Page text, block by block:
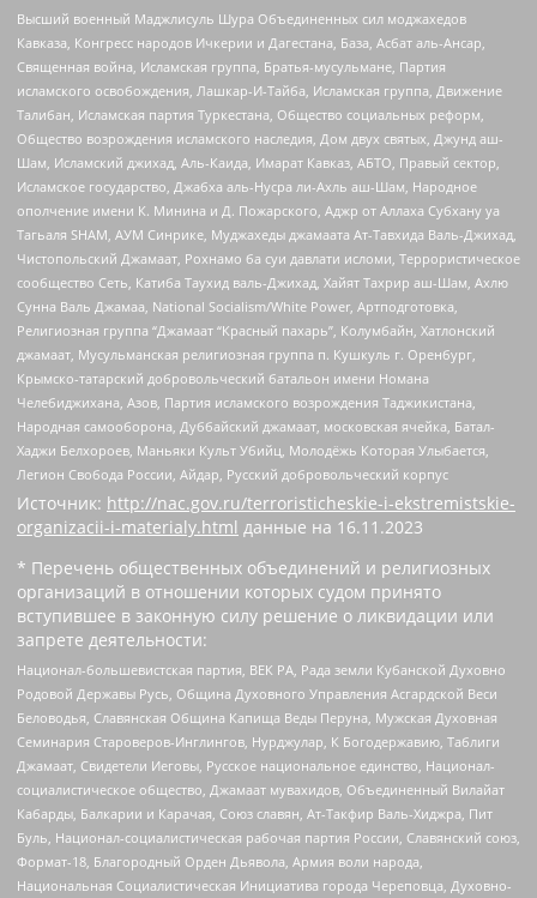
Высший военный Маджлисуль Шура Объединенных сил моджахедов
Кавказа, Конгресс народов Ичкерии и Дагестана, База, Асбат аль-Ансар,
Священная война, Исламская группа, Братья-мусульмане, Партия
исламского освобождения, Лашкар-И-Тайба, Исламская группа, Движение
Талибан, Исламская партия Туркестана, Общество социальных реформ,
Общество возрождения исламского наследия, Дом двух святых, Джунд аш-
Шам, Исламский джихад, Аль-Каида, Имарат Кавказ, АБТО, Правый сектор,
Исламское государство, Джабха аль-Нусра ли-Ахль аш-Шам, Народное
ополчение имени К. Минина и Д. Пожарского, Аджр от Аллаха Субхану уа
Тагьаля SHAM, АУМ Синрике, Муджахеды джамаата Ат-Тавхида Валь-Джихад,
Чистопольский Джамаат, Рохнамо ба суи давлати исломи, Террористическое
сообщество Сеть, Катиба Таухид валь-Джихад, Хайят Тахрир аш-Шам, Ахлю
Сунна Валь Джамаа, National Socialism/White Power, Артподготовка,
Религиозная группа “Джамаат “Красный пахарь”, Колумбайн, Хатлонский
джамаат, Мусульманская религиозная группа п. Кушкуль г. Оренбург,
Крымско-татарский добровольческий батальон имени Номана
Челебиджихана, Азов, Партия исламского возрождения Таджикистана,
Народная самооборона, Дуббайский джамаат, московская ячейка, Батал-
Хаджи Белхороев, Маньяки Культ Убийц, Молодёжь Которая Улыбается,
Легион Свобода России, Айдар, Русский добровольческий корпус
Источник: http://nac.gov.ru/terroristicheskie-i-ekstremistskie-
organizacii-i-materialy.html данные на 16.11.2023
* Перечень общественных объединений и религиозных
организаций в отношении которых судом принято
вступившее в законную силу решение о ликвидации или
запрете деятельности:
Национал-большевистская партия, ВЕК РА, Рада земли Кубанской Духовно
Родовой Державы Русь, Община Духовного Управления Асгардской Веси
Беловодья, Славянская Община Капища Веды Перуна, Мужская Духовная
Семинария Староверов-Инглингов, Нурджулар, К Богодержавию, Таблиги
Джамаат, Свидетели Иеговы, Русское национальное единство, Национал-
социалистическое общество, Джамаат мувахидов, Объединенный Вилайат
Кабарды, Балкарии и Карачая, Союз славян, Ат-Такфир Валь-Хиджра, Пит
Буль, Национал-социалистическая рабочая партия России, Славянский союз,
Формат-18, Благородный Орден Дьявола, Армия воли народа,
Национальная Социалистическая Инициатива города Череповца, Духовно-